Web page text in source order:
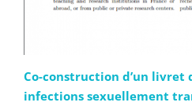
Co-construction d’un livret
infections sexuellement